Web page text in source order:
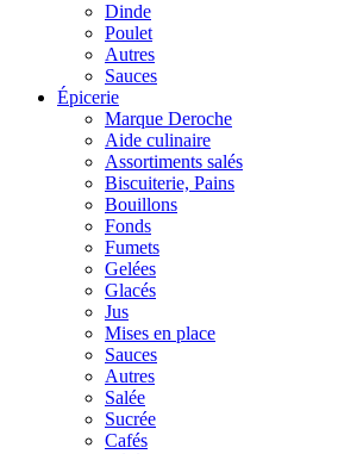
Dinde
Poulet
Autres
Sauces
Épicerie
Marque Deroche
Aide culinaire
Assortiments salés
Biscuiterie, Pains
Bouillons
Fonds
Fumets
Gelées
Glacés
Jus
Mises en place
Sauces
Autres
Salée
Sucrée
Cafés